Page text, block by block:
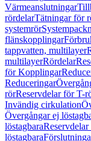
Värmeanslutningar
rördelarTätningar för
systemrör
flänskopplingar
tappvatten, multilayer
multilayerRördelar
för Kopplingar
Reduceringar
rörReservdelar för T-
Invändig cirkulation
Övergångar ej
löstagbara
löstagbara